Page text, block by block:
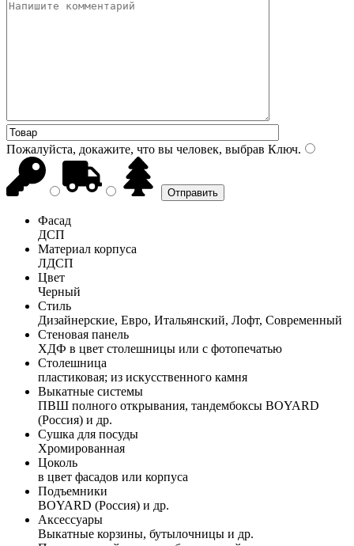
Пожалуйста, докажите, что вы человек, выбрав Ключ.
Фасад
ДСП
Материал корпуса
ЛДСП
Цвет
Черный
Стиль
Дизайнерские, Евро, Итальянский, Лофт, Современный
Стеновая панель
ХДФ в цвет столешницы или с фотопечатью
Столешница
пластиковая; из искусственного камня
Выкатные системы
ПВШ полного открывания, тандембоксы BOYARD
(Россия) и др.
Сушка для посуды
Хромированная
Цоколь
в цвет фасадов или корпуса
Подъемники
BOYARD (Россия) и др.
Аксессуары
Выкатные корзины, бутылочницы и др.